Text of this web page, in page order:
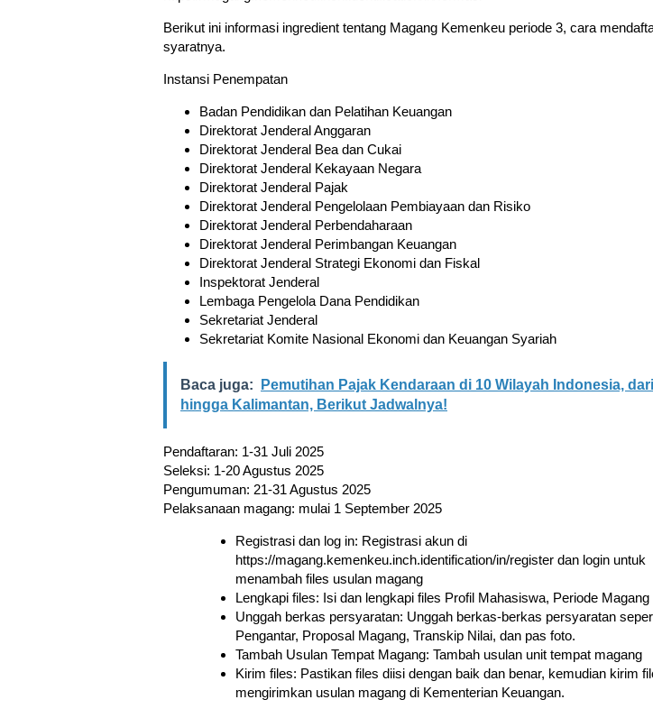
Berikut ini informasi ingredient tentang Magang Kemenkeu periode 3, cara
syaratnya.
Instansi Penempatan
Badan Pendidikan dan Pelatihan Keuangan
Direktorat Jenderal Anggaran
Direktorat Jenderal Bea dan Cukai
Direktorat Jenderal Kekayaan Negara
Direktorat Jenderal Pajak
Direktorat Jenderal Pengelolaan Pembiayaan dan Risiko
Direktorat Jenderal Perbendaharaan
Direktorat Jenderal Perimbangan Keuangan
Direktorat Jenderal Strategi Ekonomi dan Fiskal
Inspektorat Jenderal
Lembaga Pengelola Dana Pendidikan
Sekretariat Jenderal
Sekretariat Komite Nasional Ekonomi dan Keuangan Syariah
Baca juga:
Pemutihan Pajak Kendaraan di 10 Wilayah Indonesia,
hingga Kalimantan, Berikut Jadwalnya!
Pendaftaran: 1-31 Juli 2025
Seleksi: 1-20 Agustus 2025
Pengumuman: 21-31 Agustus 2025
Pelaksanaan magang: mulai 1 September 2025
Registrasi dan log in: Registrasi akun di
https://magang.kemenkeu.inch.identification/in/register dan login untuk
menambah files usulan magang
Lengkapi files: Isi dan lengkapi files Profil Mahasiswa, Periode Magang
Unggah berkas persyaratan: Unggah berkas-berkas persyaratan
Pengantar, Proposal Magang, Transkip Nilai, dan pas foto.
Tambah Usulan Tempat Magang: Tambah usulan unit tempat magang
Kirim files: Pastikan files diisi dengan baik dan benar, kemudian kirim
mengirimkan usulan magang di Kementerian Keuangan.